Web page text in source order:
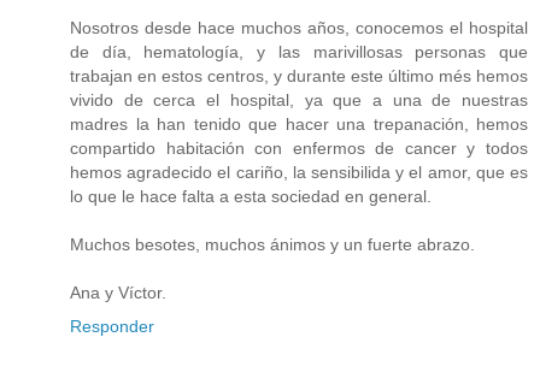
Nosotros desde hace muchos años, conocemos el hospital
de día, hematología, y las marivillosas personas que
trabajan en estos centros, y durante este último més hemos
vivido de cerca el hospital, ya que a una de nuestras
madres la han tenido que hacer una trepanación, hemos
compartido habitación con enfermos de cancer y todos
hemos agradecido el cariño, la sensibilida y el amor, que es
lo que le hace falta a esta sociedad en general.
Muchos besotes, muchos ánimos y un fuerte abrazo.
Ana y Víctor.
Responder